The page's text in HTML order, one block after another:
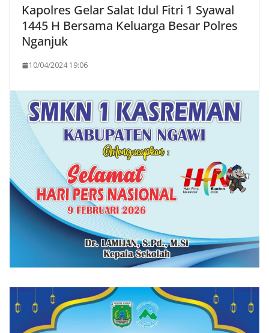
Kapolres Gelar Salat Idul Fitri 1 Syawal
1445 H Bersama Keluarga Besar Polres
Nganjuk
10/04/2024 19:06